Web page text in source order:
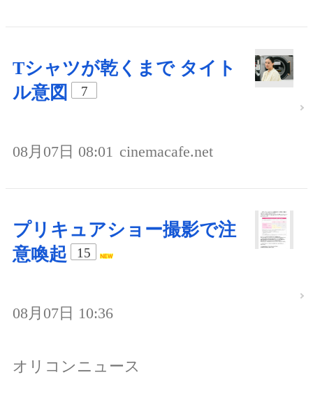
Tシャツが乾くまで タイト
ル意図
7
08月07日 08:01 cinemacafe.net
プリキュアショー撮影で注
意喚起
15
08月07日 10:36
オリコンニュース